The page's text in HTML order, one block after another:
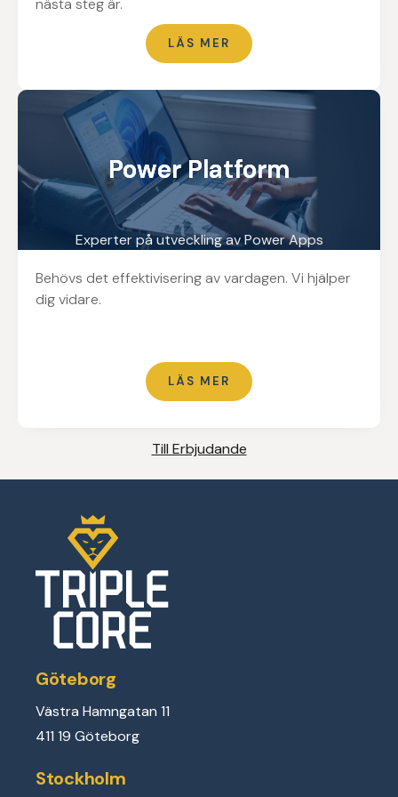
nästa steg är.
LÄS MER
Power Platform
Power Platform
Power Platform
Experter på utveckling av Power Apps
Behövs det effektivisering av vardagen. Vi hjälper
dig vidare.
LÄS MER
Till Erbjudande
Göteborg
Västra Hamngatan 11
411 19 Göteborg
Stockholm